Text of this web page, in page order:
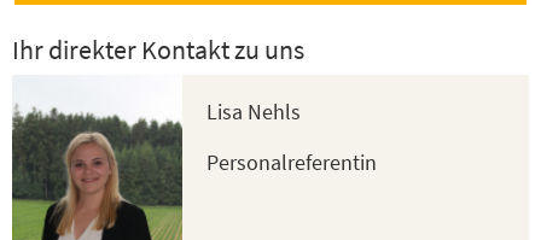
Ihr direkter Kontakt zu uns
Lisa Nehls
Personalreferentin